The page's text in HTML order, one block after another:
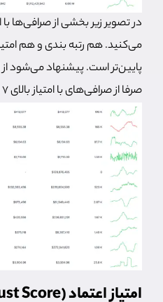
در تصویر زیر بخشی از صرافی‌ها با
می‌کنید. هم رتبه بندی و هم
پایین‌تر است. پیشنهاد می‌شود
صرفا از صرافی‌های با امتیاز بالای ۷ استفاده کنید.